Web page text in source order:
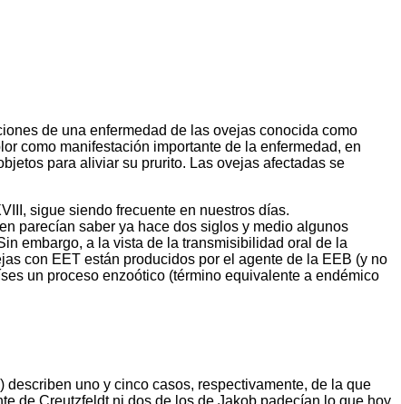
de una enfermedad de las ovejas conocida como
como manifestación importante de la enfermedad, en
para aliviar su prurito. Las ovejas afectadas se
sigue siendo frecuente en nuestros días.
parecían saber ya hace dos siglos y medio algunos
embargo, a la vista de la transmisibilidad oral de la
con EET están producidos por el agente de la EEB (y no
un proceso enzoótico (término equivalente a endémico
uno y cinco casos, respectivamente, de la que
de Creutzfeldt ni dos de los de Jakob padecían lo que hoy